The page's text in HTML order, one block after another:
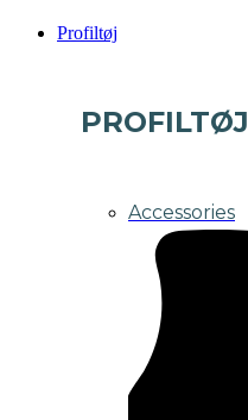
Profiltøj
PROFILTØJ
Accessories